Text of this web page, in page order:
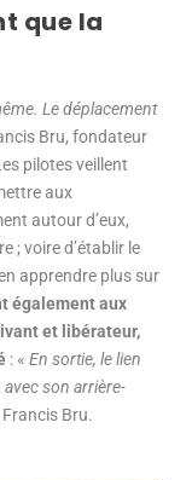
que la
Le déplacement
Bru, fondateur
pilotes veillent
aux
autour d’eux,
; voire d’établir le
apprendre plus sur
également aux
et libérateur,
: «En sortie, le lien
son arrière-
Francis Bru.